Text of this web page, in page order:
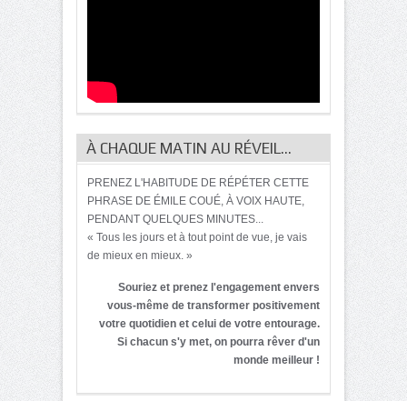
À CHAQUE MATIN AU RÉVEIL…
PRENEZ L'HABITUDE DE RÉPÉTER CETTE
PHRASE DE ÉMILE COUÉ, À VOIX HAUTE,
PENDANT QUELQUES MINUTES...
« Tous les jours et à tout point de vue, je vais
de mieux en mieux. »
Souriez et prenez l'engagement envers
vous-même de transformer positivement
votre quotidien et celui de votre entourage.
Si chacun s'y met, on pourra rêver d'un
monde meilleur !